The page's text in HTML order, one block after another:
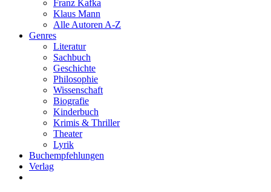
Franz Kafka
Klaus Mann
Alle Autoren A-Z
Genres
Literatur
Sachbuch
Geschichte
Philosophie
Wissenschaft
Biografie
Kinderbuch
Krimis & Thriller
Theater
Lyrik
Buchempfehlungen
Verlag